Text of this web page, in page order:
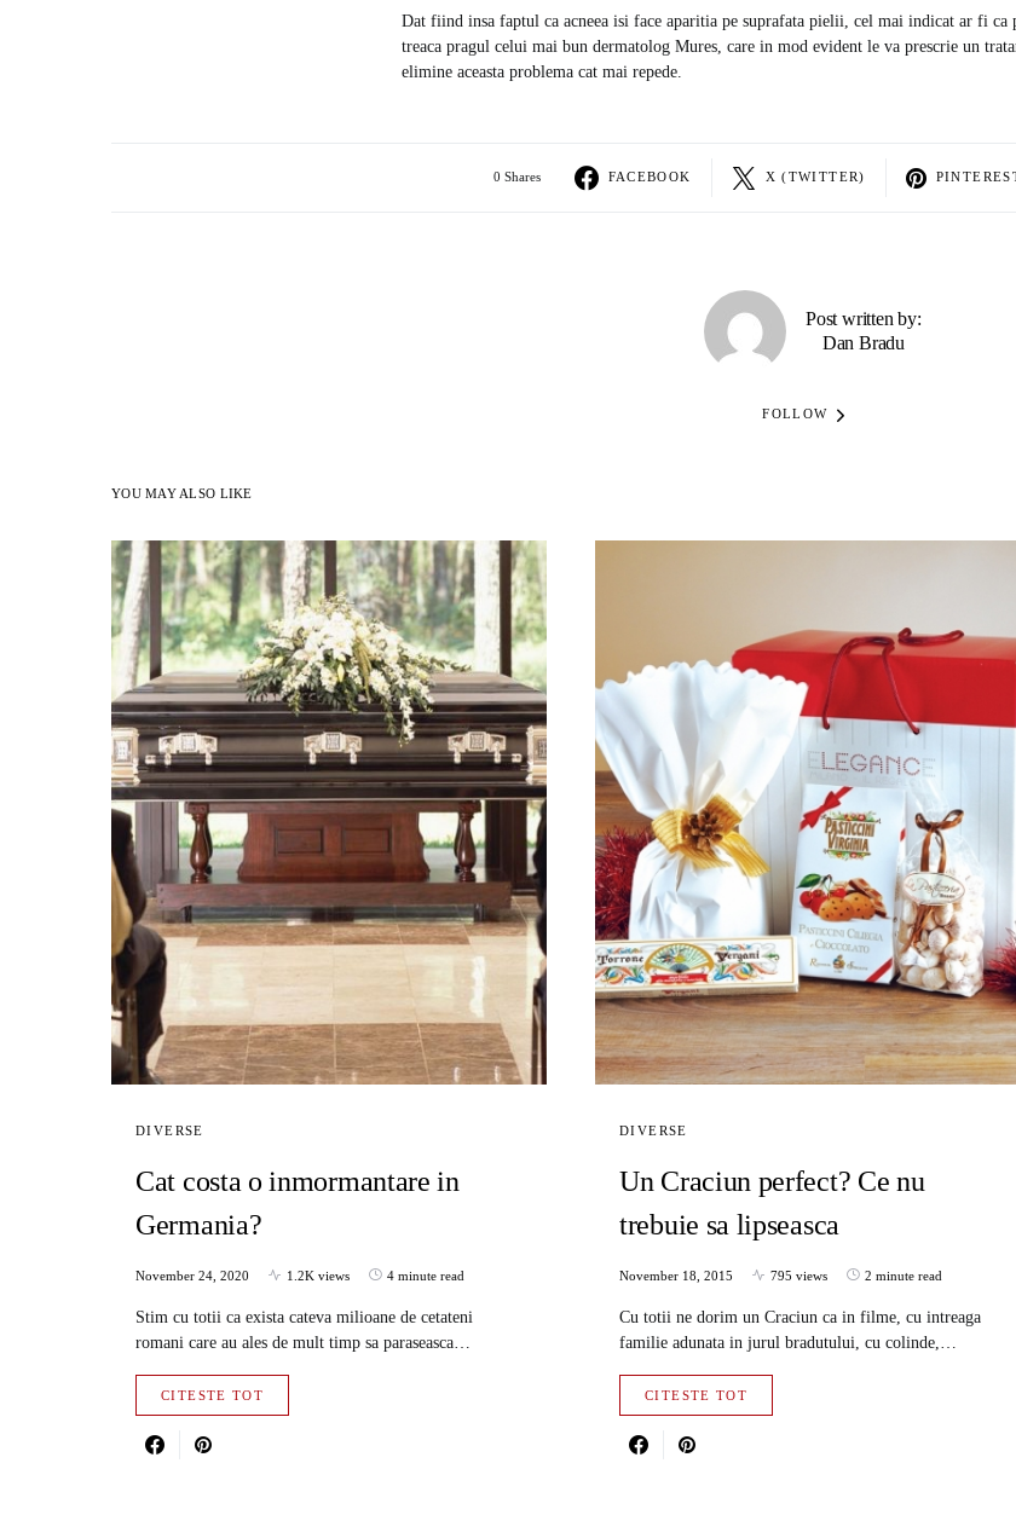
Dat fiind insa faptul ca acneea isi face aparitia pe suprafata pielii, cel mai indicat ar fi ca
treaca pragul celui mai bun dermatolog Mures, care in mod evident le va prescrie un
elimine aceasta problema cat mai repede.
0 Shares FACEBOOK X (TWITTER)
Post written by:
Dan Bradu
FOLLOW
YOU MAY ALSO LIKE
DIVERSE
Cat costa o inmormantare in
Germania?
November 24, 2020 1.2K views 4 minute read
Stim cu totii ca exista cateva milioane de cetateni
romani care au ales de mult timp sa paraseasca…
CITESTE TOT
DIVERSE
Un Craciun perfect? Ce nu
trebuie sa lipseasca
November 18, 2015 795 views 2 minute read
Cu totii ne dorim un Craciun ca in filme, cu intreaga
familie adunata in jurul bradutului, cu colinde,…
CITESTE TOT